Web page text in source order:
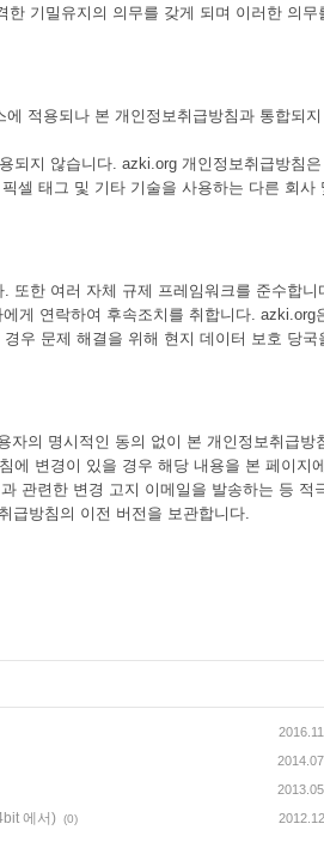
기밀유지의 의무를 갖게 되며 이러한 의무
적용되나 본 개인정보취급방침과 통합되
되지 않습니다. azki.org 개인정보취급방침은
셀 태그 및 기타 기술을 사용하는 다른 회사
또한 여러 자체 규제 프레임워크를 준수합니
게 연락하여 후속조치를 취합니다. azki.org
우 문제 해결을 위해 현지 데이터 보호 당국
의 명시적인 동의 없이 본 개인정보취급방
에 변경이 있을 경우 해당 내용을 본 페이지
관련한 변경 고지 이메일을 발송하는 등 적
급방침의 이전 버전을 보관합니다.
에서) (0)